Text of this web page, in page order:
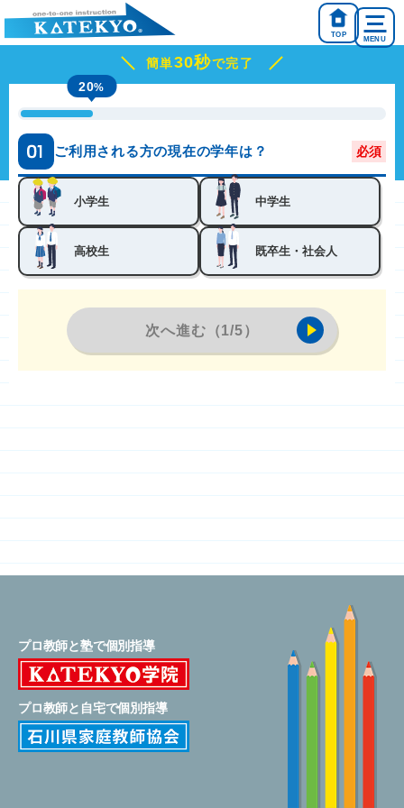
TOP
MENU
簡単30秒で完了
ご利用される方の現在の学年は？ 必須
小学生 中学生
高校生 既卒生・社会人
プロ教師と塾で個別指導
プロ教師と 自宅で個別指導